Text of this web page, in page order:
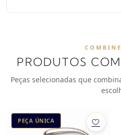
PRODUTOS
Peças selecionadas que
PEÇA ÚNICA